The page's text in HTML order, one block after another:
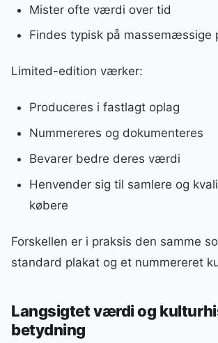
Mister ofte værdi over tid
Findes typisk på massemæssige
Limited-edition værker:
Produceres i fastlagt oplag
Nummereres og dokumenteres
Bevarer bedre deres værdi
Henvender sig til samlere og
købere
Forskellen er i praksis den samme
standard plakat og et nummereret
Langsigtet værdi og
betydning